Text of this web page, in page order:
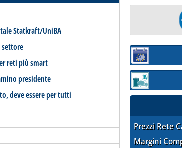
Statkraft/UniBA
settore
reti più smart
presidente
deve essere per tutti
Sezione:
Sezione:
Prezzi Rete
Margini